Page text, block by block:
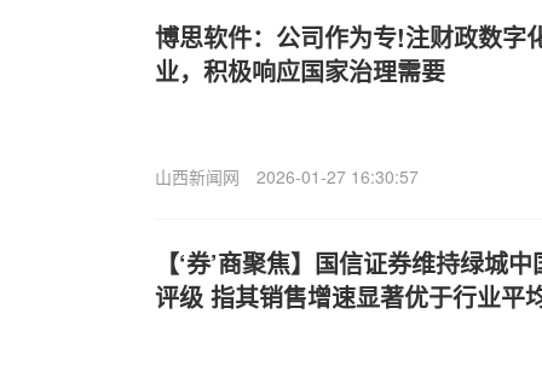
博思软件：公司作为专!注财政数字
业，积极响应国家治理需要
山西新闻网 2026-01-27 16:30:57
【‘券’商聚焦】国信证券维持绿城
评级 指其销售增速显著优于行业平